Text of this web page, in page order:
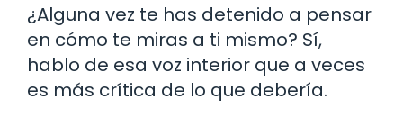
¿Alguna vez te has detenido a pensar
en cómo te miras a ti mismo? Sí,
hablo de esa voz interior que a veces
es más crítica de lo que debería.